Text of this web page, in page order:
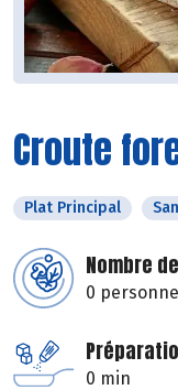
Croute
Plat Principal
Nombre
0
0 min